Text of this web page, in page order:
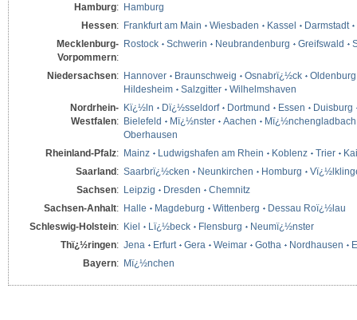
Hamburg: Hamburg
Hessen: Frankfurt am Main Wiesbaden Kassel
Darmstadt
Mecklenburg-
Vorpommern:
Rostock Schwerin Neubrandenburg Greifswald
Niedersachsen: Hannover Braunschweig Osnabrï¿½ck
Oldenburg
Hildesheim
Salzgitter
Wilhelmshaven
Nordrhein-
Westfalen:
Kï¿½ln Dï¿½sseldorf Dortmund Essen
Duisburg
Bielefeld
Mï¿½nster Aachen
Mï¿½nchengladbach
Oberhausen
Rheinland-Pfalz: Mainz Ludwigshafen am Rhein Koblenz Trier
Saarland: Saarbrï¿½cken Neunkirchen Homburg
Sachsen: Leipzig Dresden
Chemnitz
Sachsen-Anhalt: Halle Magdeburg Wittenberg
Dessau Roï¿½lau
Schleswig-Holstein: Kiel Lï¿½beck Flensburg
Neumï¿½nster
Thï¿½ringen: Jena Erfurt Gera Weimar Gotha Nordhausen
Bayern: Mï¿½nchen